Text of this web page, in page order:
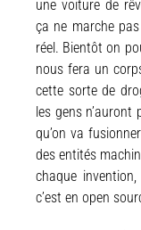
une voiture de
ça ne marche
réel. Bientôt on
nous fera un
cette sorte de
les gens n’auront
qu’on va
des entités
chaque
c’est en open